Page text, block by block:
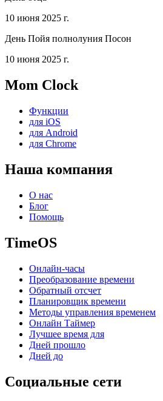
10 июня 2025 г.
День Пойя полнолуния Посон
10 июня 2025 г.
Mom Clock
Функции
для iOS
для Android
для Chrome
Наша компания
О нас
Блог
Помощь
TimeOS
Онлайн-часы
Преобразование времени
Обратный отсчет
Планировщик времени
Методы управления временем
Онлайн Таймер
Лучшее время для
Дней прошло
Дней до
Социальные сети